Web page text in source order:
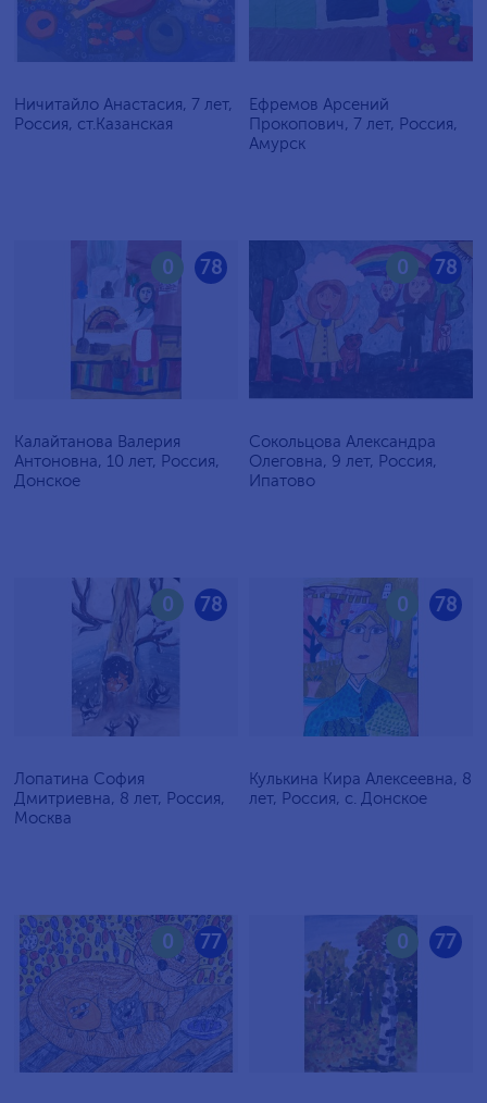
Ничитайло Анастасия, 7 лет,
Россия, ст.Казанская
Ефремов Арсений
Прокопович, 7 лет, Россия,
Амурск
78
0
Калайтанова Валерия
Антоновна, 10 лет, Россия,
Донское
78
0
Сокольцова Александра
Олеговна, 9 лет, Россия,
Ипатово
78
0
Лопатина София
Дмитриевна, 8 лет, Россия,
Москва
78
0
Кулькина Кира Алексеевна, 8
лет, Россия, с. Донское
77
0 77
0